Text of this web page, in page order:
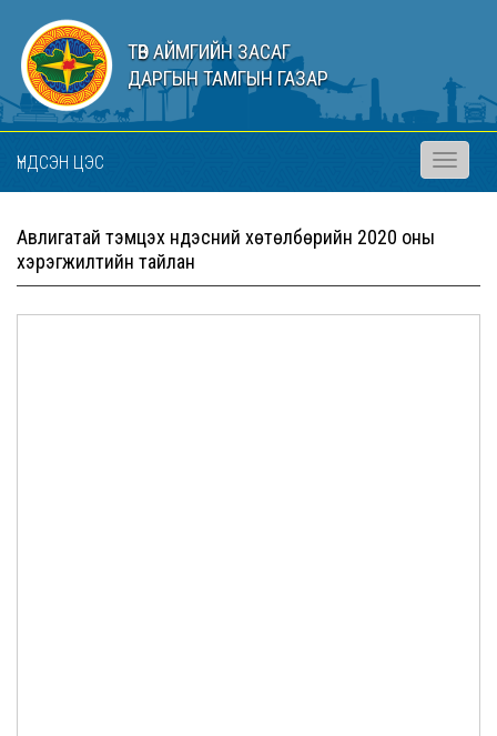
ТӨВ АЙМГИЙН ЗАСАГ
ДАРГЫН ТАМГЫН ГАЗАР
ҮНДСЭН ЦЭС
Toggle
Авлигатай тэмцэх үндэсний хөтөлбөрийн 2020 оны
хэрэгжилтийн тайлан